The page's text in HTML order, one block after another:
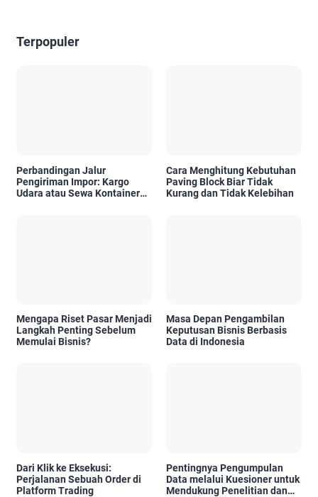
Terpopuler
Perbandingan Jalur
Pengiriman Impor: Kargo
Udara atau Sewa Kontainer
Cara Menghitung Kebutuhan
Paving Block Biar Tidak
Kurang dan Tidak Kelebihan
Mengapa Riset Pasar Menjadi
Langkah Penting Sebelum
Memulai Bisnis?
Masa Depan Pengambilan
Keputusan Bisnis Berbasis
Data di Indonesia
Dari Klik ke Eksekusi:
Perjalanan Sebuah Order di
Platform Trading
Pentingnya Pengumpulan
Data melalui Kuesioner untuk
Mendukung Penelitian dan